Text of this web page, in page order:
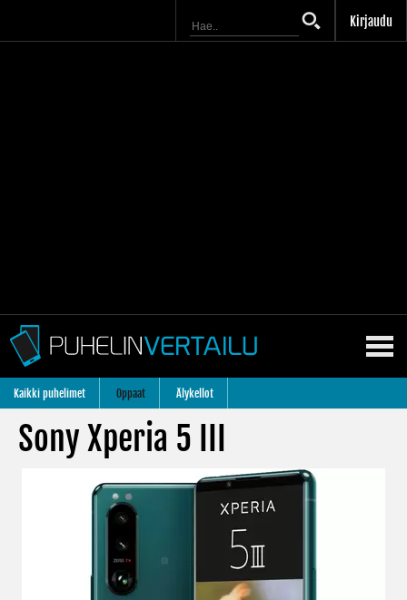
Kirjaudu
Kaikki puhelimet Oppaat Älykellot
Sony Xperia 5 III